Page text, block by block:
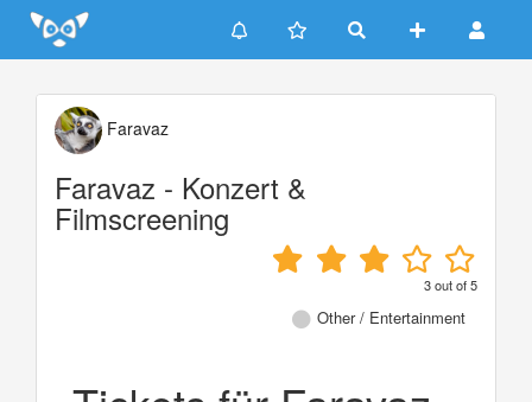
Update cookies preferences
Faravaz
Faravaz - Konzert &
Filmscreening
3out of5
Other / Entertainment